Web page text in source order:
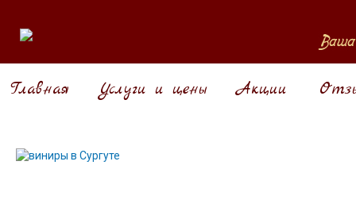
Главная Услуги и цены Акции